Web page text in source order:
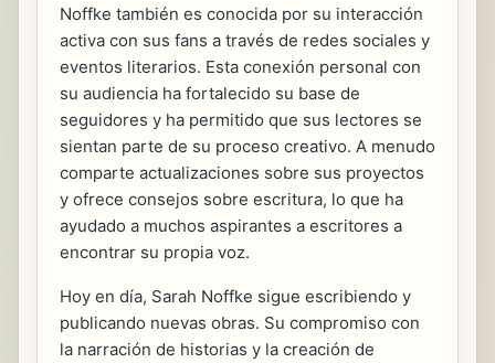
Noffke también es conocida por su interacción
activa con sus fans a través de redes sociales y
eventos literarios. Esta conexión personal con
su audiencia ha fortalecido su base de
seguidores y ha permitido que sus lectores se
sientan parte de su proceso creativo. A menudo
comparte actualizaciones sobre sus proyectos
y ofrece consejos sobre escritura, lo que ha
ayudado a muchos aspirantes a escritores a
encontrar su propia voz.
Hoy en día, Sarah Noffke sigue escribiendo y
publicando nuevas obras. Su compromiso con
la narración de historias y la creación de